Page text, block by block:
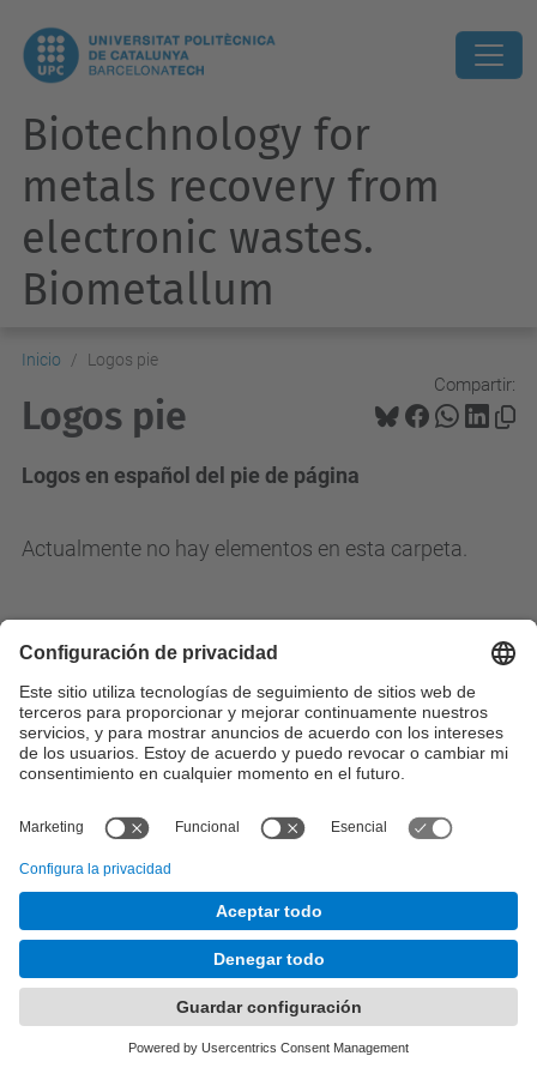
Biotechnology for
metals recovery from
electronic wastes.
Biometallum
Inicio Logos pie
Compartir:
Logos pie
Logos en español del pie de página
Actualmente no hay elementos en esta carpeta.
© UPC
Desarrollado con
Mapa del Sitio
Accesibilidad
Aviso legal
Configuración de privacidad